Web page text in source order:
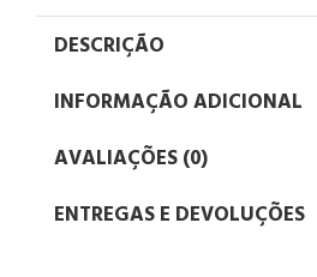
DESCRIÇÃO
INFORMAÇÃO ADICIONAL
AVALIAÇÕES (0)
ENTREGAS E DEVOLUÇÕES